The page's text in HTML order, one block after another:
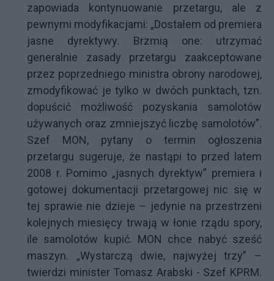
zapowiada kontynuowanie przetargu, ale z
pewnymi modyfikacjami: „Dostałem od premiera
jasne dyrektywy. Brzmią one: utrzymać
generalnie zasady przetargu zaakceptowane
przez poprzedniego ministra obrony narodowej,
zmodyfikować je tylko w dwóch punktach, tzn.
dopuścić możliwość pozyskania samolotów
używanych oraz zmniejszyć liczbę samolotów”.
Szef MON, pytany o termin ogłoszenia
przetargu sugeruje, że nastąpi to przed latem
2008 r. Pomimo „jasnych dyrektyw” premiera i
gotowej dokumentacji przetargowej nic się w
tej sprawie nie dzieje – jedynie na przestrzeni
kolejnych miesięcy trwają w łonie rządu spory,
ile samolotów kupić. MON chce nabyć sześć
maszyn. „Wystarczą dwie, najwyżej trzy” –
twierdzi minister Tomasz Arabski - Szef KPRM.